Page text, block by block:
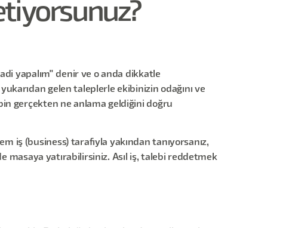
yapalım" denir ve o anda dikkatle
gelen taleplerle ekibinizin odağını ve
gerçekten ne anlama geldiğini doğru
iş (business) tarafıyla yakından tanıyorsanız,
masaya yatırabilirsiniz. Asıl iş, talebi reddetmek